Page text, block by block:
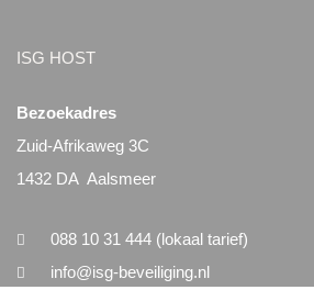
ISG HOST
Bezoekadres
Zuid-Afrikaweg 3C
1432 DA Aalsmeer
088 10 31 444 (lokaal tarief)
info@isg-beveiliging.nl